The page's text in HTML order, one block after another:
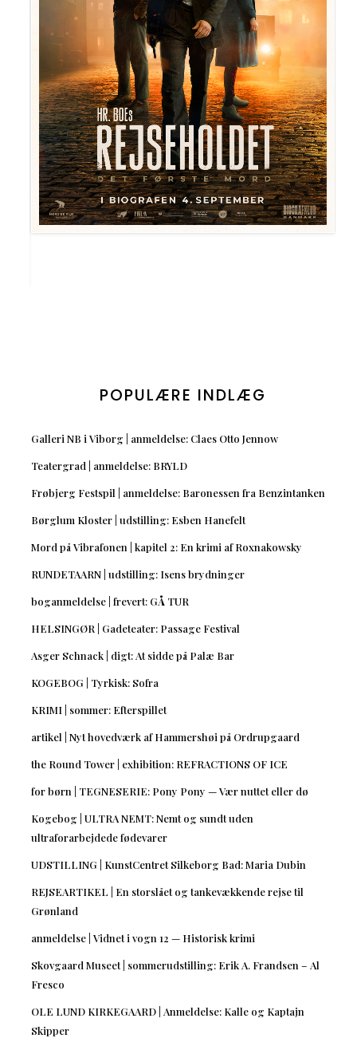
POPULÆRE INDLÆG
Galleri NB i Viborg | anmeldelse: Claes Otto Jennow
Teatergrad | anmeldelse: BRYLD
Frøbjerg Festspil | anmeldelse: Baronessen fra Benzintanken
Børglum Kloster | udstilling: Esben Hanefelt
Mord på Vibrafonen | kapitel 2: En krimi af Roxnakowsky
RUNDETAARN | udstilling: Isens brydninger
boganmeldelse | frevert: GÅ TUR
HELSINGØR | Gadeteater: Passage Festival
Asger Schnack | digt: At sidde på Palæ Bar
KOGEBOG | Tyrkisk: Sofra
KRIMI | sommer: Efterspillet
artikel | Nyt hovedværk af Hammershøi på Ordrupgaard
the Round Tower | exhibition: REFRACTIONS OF ICE
for børn | TEGNESERIE: Pony Pony — Vær nuttet eller dø
Kogebog | ULTRA NEMT: Nemt og sundt uden
ultraforarbejdede fødevarer
UDSTILLING | KunstCentret Silkeborg Bad: Maria Dubin
REJSEARTIKEL | En storslået og tankevækkende rejse til
Grønland
anmeldelse | Vidnet i vogn 12 — Historisk krimi
Skovgaard Museet | sommerudstilling: Erik A. Frandsen – Al
Fresco
OLE LUND KIRKEGAARD | Anmeldelse: Kalle og Kaptajn
Skipper